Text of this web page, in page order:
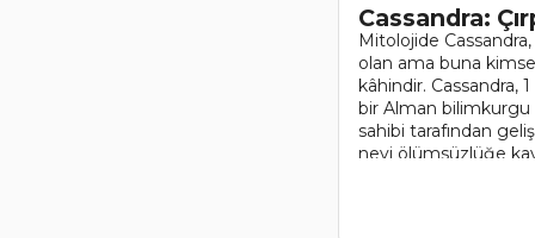
Cassandra:
Mitolojide
olan ama buna
kâhindir. ​Cassandra,
bir Alman bilimkurgu
sahibi tarafından
nevi ölümsüzlüğe